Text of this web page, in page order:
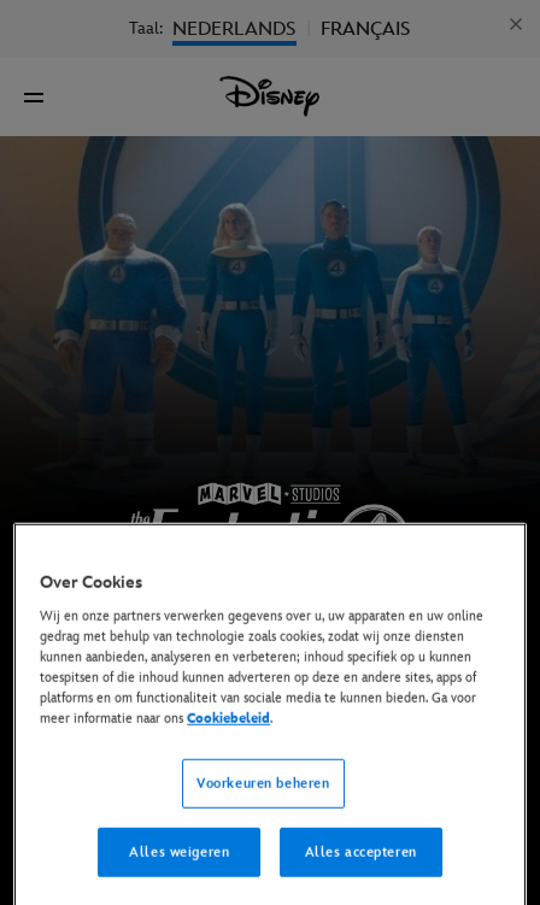
Taal: NEDERLANDS FRANÇAIS
Nu beschikbaar op Disney+* & Digitaal
BEKIJK OP DISNEY+
KOOP DE FILM
* Algemene voorwaarden van toepassing | Abonnementen vanaf slechts € 6,99
per maand
Over Cookies
Wij en onze partners verwerken gegevens over u, uw apparaten en uw online
gedrag met behulp van technologie zoals cookies, zodat wij onze diensten
kunnen aanbieden, analyseren en verbeteren; inhoud specifiek op u kunnen
toespitsen of die inhoud kunnen adverteren op deze en andere sites, apps of
platforms en om functionaliteit van sociale media te kunnen bieden. Ga voor
meer informatie naar onsCookiebeleid.
Voorkeuren beheren
Alles weigeren Alles accepteren